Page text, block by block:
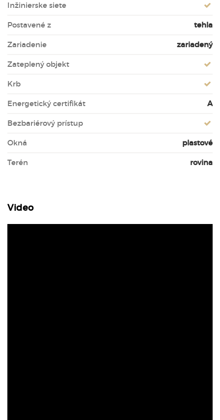
Inžinierske siete
Postavené z tehla
Zariadenie zariadený
Zateplený objekt
Krb
Energetický certifikát A
Bezbariérový prístup
Okná plastové
Terén rovina
Video